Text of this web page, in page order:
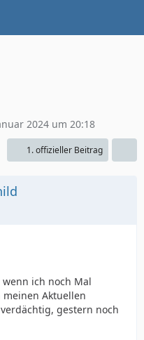
2024 um 20:18
1. offizieller Beitrag
ich noch Mal
meinen Aktuellen
gestern noch